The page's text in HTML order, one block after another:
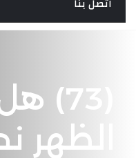
اتصل بنا
(73)
الظهر